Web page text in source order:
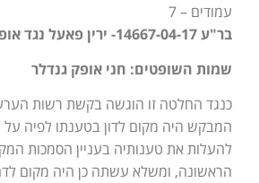
עמודים – 7
בר"ע 14667-04-17- ירין פאעל נגד אופיסופט בעמ
שמות השופטים: חני אופק גנדלר
כנגד החלטה זו הוגשה בקשת רשות
המבקש היה מקום לדון בטענתו לפיה
להעלות את טענותיה בעניין הסמכות
הראשונה, ומשלא עשתה כן היה מקום